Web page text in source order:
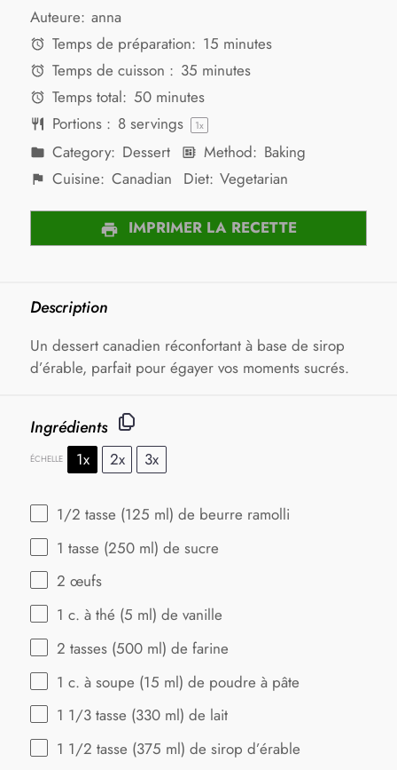
Auteure: anna
Temps de préparation: 15 minutes
Temps de cuisson : 35 minutes
Temps total: 50 minutes
Portions : 8servings 1x
Category: Dessert Method: Baking
Cuisine: Canadian Diet: Vegetarian
IMPRIMER LA RECETTE
Description
Un dessert canadien réconfortant à base de sirop
d’érable, parfait pour égayer vos moments sucrés.
Ingrédients
ÉCHELLE 1x 2x 3x
1/2 tasse (125 ml) de beurre ramolli
1 tasse (250 ml) de sucre
2 œufs
1 c. à thé (5 ml) de vanille
2 tasses (500 ml) de farine
1 c. à soupe (15 ml) de poudre à pâte
1 1/3 tasse (330 ml) de lait
1 1/2 tasse (375 ml) de sirop d’érable